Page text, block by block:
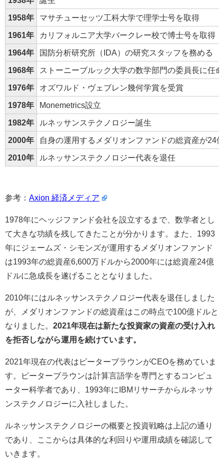
1958年 マサチューセッツ工科大学で理学士号を取得
1961年 カリフォルニア大学バークレー校で博士号を取得
1964年 国防分析研究所（IDA）の研究スタッフを務める
1968年 ストーニーブルック大学の数学部門の委員長に任
1976年 オズワルド・ヴェブレン幾何学賞を受賞
1978年 Monemetrics設立
1982年 ルネッサンステクノロジー誕生
2000年 自身の運用するメダリオンファンドの総資産が24
2010年 ルネッサンステクノロジー代表を退任
参考： Axion 経済メディア
1978年にヘッジファンド会社を設立するまで、数学者とし
て大きな功績を残してきたことが分かります。また、1993
年にジェームズ・シモンズが運用するメダリオンファンド
は1993年の総資産6,600万ドルから2000年には総資産24億
ドルに急成長を遂げることとなりました。
2010年にはルネッサンステクノロジー代表を退任しました
が、メダリオンファンドの総資産はこの時点で100億ドルと
なりました。 2021年現在は新たな投資家の資産の受け入れ
を拒否しながら運用を続けています。
2021年現在の代表はピーターブラウンがCEOを務めていま
す。ピーターブラウンは計算言語学を専門とするコンピュ
ーター科学者であり、1993年にIBMリサーチからルネッサ
ンステクノロジーに入社しました。
ルネッサンステクノロジーの概要と投資戦略は上記の通り
であり、ここからは具体的な利回りや運用成績を確認して
いきます。